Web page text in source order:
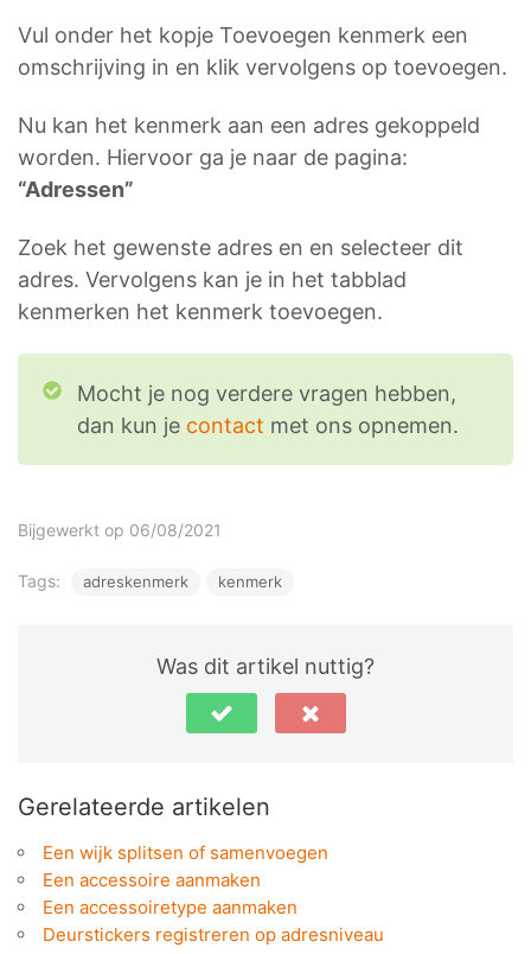
Vul onder het kopje Toevoegen kenmerk een
omschrijving in en klik vervolgens op toevoegen.
Nu kan het kenmerk aan een adres gekoppeld
worden. Hiervoor ga je naar de pagina:
“Adressen”
Zoek het gewenste adres en en selecteer dit
adres. Vervolgens kan je in het tabblad
kenmerken het kenmerk toevoegen.
Mocht je nog verdere vragen hebben,
dan kun je contact met ons opnemen.
Bijgewerkt op 06/08/2021
Tags: adreskenmerk kenmerk
Was dit artikel nuttig?
Gerelateerde artikelen
Een wijk splitsen of samenvoegen
Een accessoire aanmaken
Een accessoiretype aanmaken
Deurstickers registreren op adresniveau